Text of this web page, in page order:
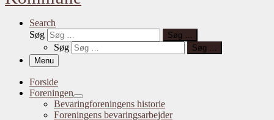
Search
Søg
Søg …
Søg
Søg …
Menu
Forside
Foreningen
Bevaringforeningens historie
Foreningens bevaringsarbejder